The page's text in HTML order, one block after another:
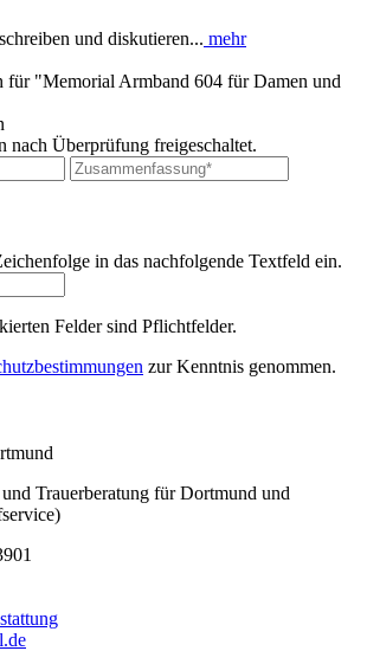
und diskutieren... mehr
für "Memorial Armband 604 für Damen und
nach Überprüfung freigeschaltet.
in das nachfolgende Textfeld ein.
Felder sind Pflichtfelder.
zur Kenntnis genommen.
Trauerberatung für Dortmund und